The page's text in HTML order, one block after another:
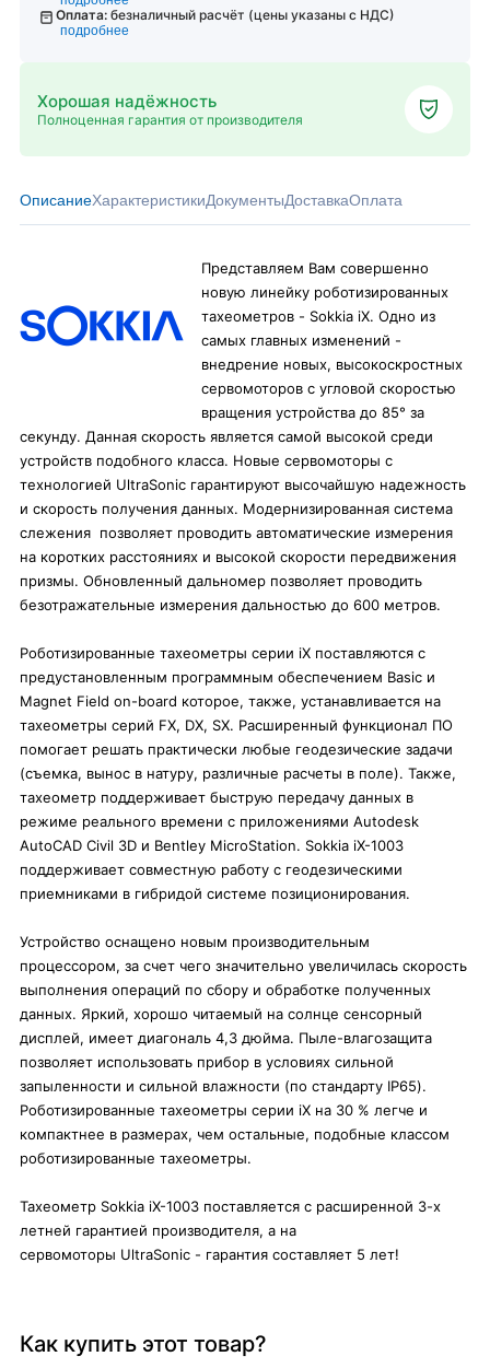
Оплата: безналичный расчёт (цены указаны с НДС)
подробнее
Хорошая надёжность
Полноценная гарантия от производителя
ОписаниеХарактеристикиДокументыДоставкаОплата
Представляем Вам совершенно
новую линейку роботизированных
тахеометров - Sokkia iX. Одно из
самых главных изменений -
внедрение новых, высокоскростных
сервомоторов с угловой скоростью
вращения устройства до 85° за
секунду. Данная скорость является самой высокой среди
устройств подобного класса. Новые сервомоторы с
технологией UltraSonic гарантируют высочайшую надежность
и скорость получения данных. Модернизированная система
слежения позволяет проводить автоматические измерения
на коротких расстояниях и высокой скорости передвижения
призмы. Обновленный дальномер позволяет проводить
безотражательные измерения дальностью до 600 метров.
Роботизированные тахеометры серии iX поставляются с
предустановленным программным обеспечением Basic и
Magnet Field on-board которое, также, устанавливается на
тахеометры серий FX, DX, SX. Расширенный функционал ПО
помогает решать практически любые геодезические задачи
(cъемка, вынос в натуру, различные расчеты в поле). Также,
тахеометр поддерживает быструю передачу данных в
режиме реального времени c приложениями Autodesk
AutoCAD Civil 3D и Bentley MicroStation. Sokkia iX-1003
поддерживает совместную работу с геодезическими
приемниками в гибридой системе позиционирования.
Устройство оснащено новым производительным
процессором, за счет чего значительно увеличилась скорость
выполнения операций по сбору и обработке полученных
данных. Яркий, хорошо читаемый на солнце сенсорный
дисплей, имеет диагональ 4,3 дюйма. Пыле-влагозащита
позволяет использовать прибор в условиях сильной
запыленности и сильной влажности (по стандарту IP65).
Роботизированные тахеометры серии iX на 30 % легче и
компактнее в размерах, чем остальные, подобные классом
роботизированные тахеометры.
Тахеометр Sokkia iX-1003 поставляется с расширенной 3-х
летней гарантией производителя, а на
сервомоторы UltraSonic - гарантия составляет 5 лет!
Как купить этот товар?